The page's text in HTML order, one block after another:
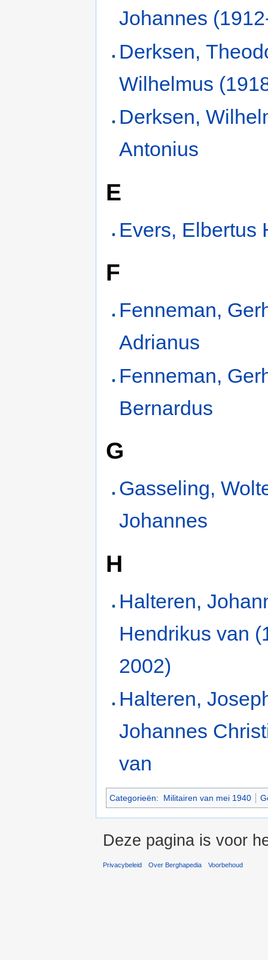
Johannes
Derksen,
Wilhelmus
Derksen,
Antonius
E
Evers, Elbertus
F
Fenneman,
Adrianus
Fenneman,
Bernardus
G
Gasseling,
Johannes
H
Halteren,
Hendrikus van
2002)
Halteren,
Johannes
van
Categorieën: Militairen van mei 1940
Deze pagina is voor
Privacybeleid Over Berghapedia Voorbehoud